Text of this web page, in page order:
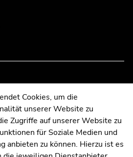
Cookies, um die
unserer Website zu
Zugriffe auf unserer Website zu
für Soziale Medien und
anbieten zu können. Hierzu ist es